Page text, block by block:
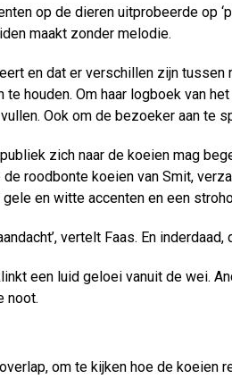
op de dieren uitprobeerde op
maakt zonder melodie.
en dat er verschillen zijn
houden. Om haar logboek van
Ook om de bezoeker aan te
zich naar de koeien mag
roodbonte koeien van Smit,
en witte accenten en een
vertelt Faas. En
een luid geloei vanuit de wei.
noot.
om te kijken hoe de koeien